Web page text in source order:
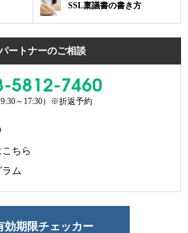
SSL稟議書の書き方
ートナーのご相談
5812-7460
～17:30） ※折返予約
ちら
ム
効期限チェッカー